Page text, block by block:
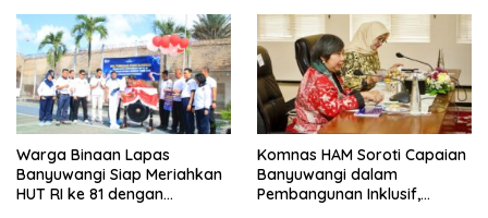
Banyuwangi
Warga Binaan Lapas
Banyuwangi Siap Meriahkan
HUT RI ke 81 dengan
Komnas HAM Soroti Capaian
Banyuwangi dalam
Pembangunan Inklusif,